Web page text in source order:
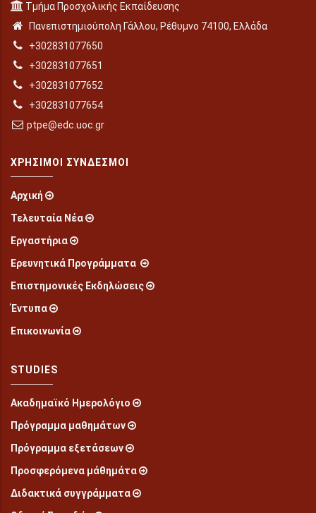
Τμήμα Προσχολικής Εκπαίδευσης
Πανεπιστημιούπολη Γάλλου, Ρέθυμνο 74100, Ελλάδα
+302831077650
+302831077651
+302831077652
+302831077654
ptpe@edc.uoc.gr
ΧΡΉΣΙΜΟΙ ΣΎΝΔΕΣΜΟΙ
Αρχική
Τελευταία Νέα
Εργαστήρια
Ερευνητικά Προγράμματα
Επιστημονικές Εκδηλώσεις
Έντυπα
Επικοινωνία
STUDIES
Ακαδημαϊκό Ημερολόγιο
Πρόγραμμα μαθημάτων
Πρόγραμμα εξετάσεων
Προσφερόμενα μάθημάτα
Διδακτικά συγγράμματα